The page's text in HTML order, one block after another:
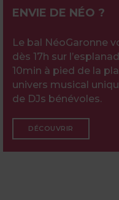
ENVIE DE NÉO ?
Le bal NéoGaronne
dès 17h sur
10min à pied de la
univers musical
de DJs bénévoles.
DÉCOUVRIR